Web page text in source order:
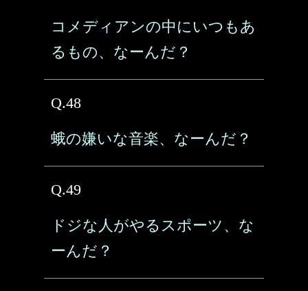
コメディアンの中にいつもあ
るもの、なーんだ？
Q.48
蛾の嫌いな音楽、なーんだ？
Q.49
ドジな人がやるスポーツ、な
ーんだ？